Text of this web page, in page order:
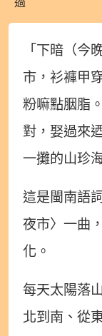
過
「下暗（今
市，衫褲甲
粉嘛點胭脂
對，娶過來
一攤的山珍
這是閩南語
夜市〉一曲
化。
每天太陽落
北到南、從